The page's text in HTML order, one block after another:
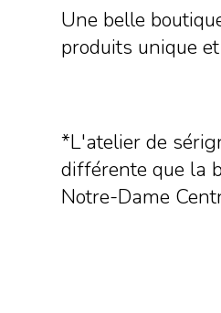
Une belle
produits unique
*L'atelier de
différente que la
Notre-Dame